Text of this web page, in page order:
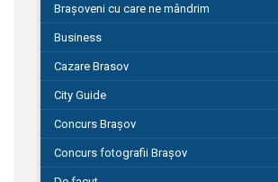
Brașoveni cu care ne mândrim
Business
Cazare Brasov
City Guide
Concurs Brașov
Concurs fotografii Brașov